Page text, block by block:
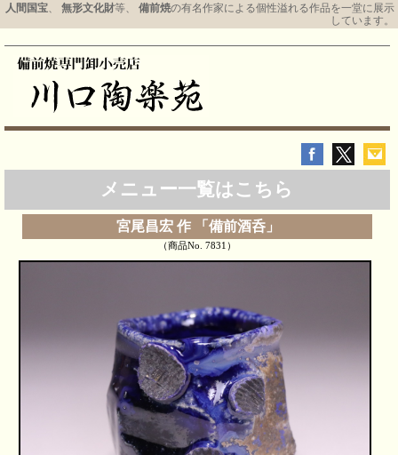
人間国宝、 無形文化財等、 備前焼の有名作家による個性溢れる作品を一堂に展示
しています。
メニュー一覧はこちら
宮尾昌宏 作 「備前酒呑」
（商品No. 7831）